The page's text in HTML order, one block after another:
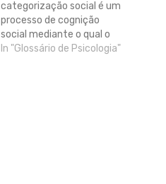
categorização social é um
processo de cognição
social mediante o qual o
indivíduo se situa a si
In "Glossário de Psicologia"